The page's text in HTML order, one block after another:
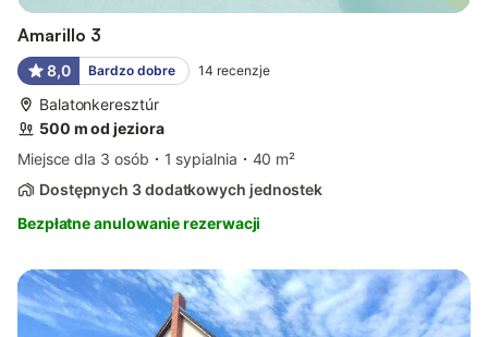
Amarillo 3
8,0 Bardzo dobre 14 recenzje
Balatonkeresztúr
500 m od jeziora
Miejsce dla 3 osób
1 sypialnia
40 m²
Dostępnych 3 dodatkowych jednostek
Bezpłatne anulowanie rezerwacji